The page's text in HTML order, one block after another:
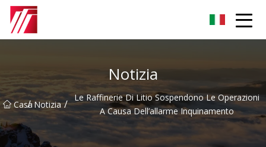
Notizia
Casa
/ Notizia / Le Raffinerie Di Litio Sospendono Le Operazioni
A Causa Dell’allarme Inquinamento